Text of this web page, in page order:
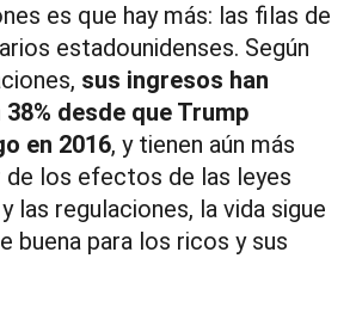
es que hay más: las filas de
estadounidenses. Según
sus ingresos han
desde que Trump
en 2016, y tienen aún más
de los efectos de las leyes
las regulaciones, la vida sigue
buena para los ricos y sus